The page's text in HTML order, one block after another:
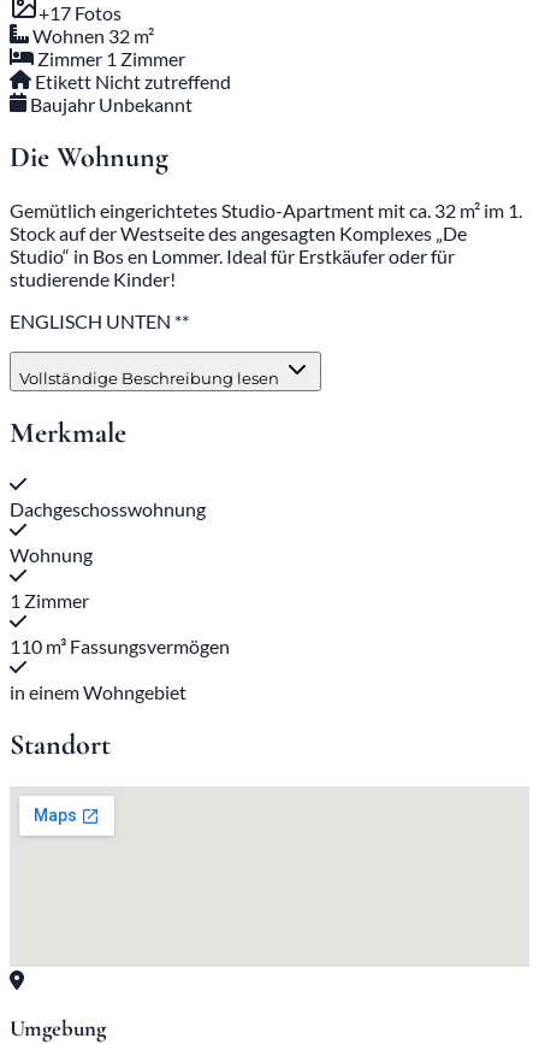
+17 Fotos
Wohnen 32 m²
Zimmer 1 Zimmer
Etikett Nicht zutreffend
Baujahr Unbekannt
Die Wohnung
Gemütlich eingerichtetes Studio-Apartment mit ca. 32 m² im 1.
Stock auf der Westseite des angesagten Komplexes „De
Studio“ in Bos en Lommer. Ideal für Erstkäufer oder für
studierende Kinder!
ENGLISCH UNTEN **
Vollständige Beschreibung lesen
Merkmale
Dachgeschosswohnung
Wohnung
1 Zimmer
110 m³ Fassungsvermögen
in einem Wohngebiet
Standort
Umgebung